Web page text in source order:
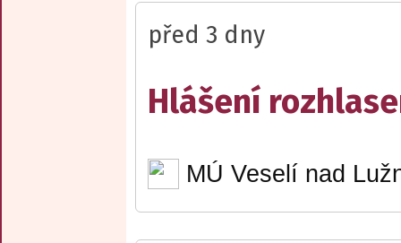
před 3 dny
Hlášení
MÚ Veselí nad